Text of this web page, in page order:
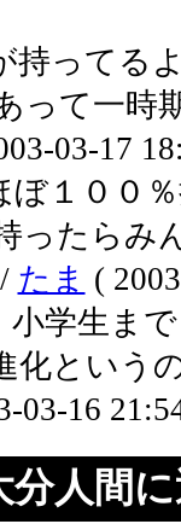
持ってる
って一時
03-17
ぼ１００
ったらみ
たま (
小学生ま
化という
03-16
人間